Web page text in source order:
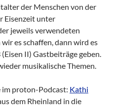
der Menschen von der
Eisenzeit unter
jeweils verwendeten
es schaffen, dann wird es
II) Gastbeiträge geben.
musikalische Themen.
im proton-Podcast: Kathi
dem Rheinland in die